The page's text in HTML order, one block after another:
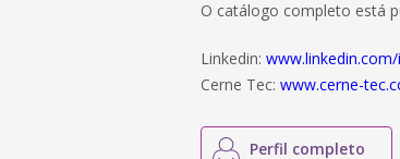
O catálogo completo está
Linkedin:
Cerne Tec:www.cerne-
Perfil completo